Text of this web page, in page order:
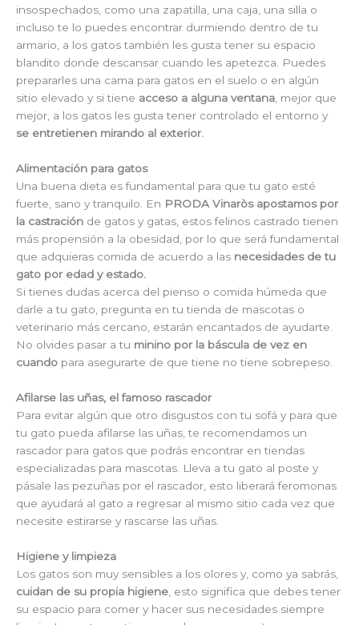
insospechados, como una zapatilla, una caja, una silla o
incluso te lo puedes encontrar durmiendo dentro de tu
armario, a los gatos también les gusta tener su espacio
blandito donde descansar cuando les apetezca. Puedes
prepararles una cama para gatos en el suelo o en algún
sitio elevado y si tiene acceso a alguna ventana, mejor que
mejor, a los gatos les gusta tener controlado el entorno y
se entretienen mirando al exterior.
Alimentación para gatos
Una buena dieta es fundamental para que tu gato esté
fuerte, sano y tranquilo. En PRODA Vinaròs apostamos por
la castración de gatos y gatas, estos felinos castrado tienen
más propensión a la obesidad, por lo que será fundamental
que adquieras comida de acuerdo a las necesidades de tu
gato por edad y estado.
Si tienes dudas acerca del pienso o comida húmeda que
darle a tu gato, pregunta en tu tienda de mascotas o
veterinario más cercano, estarán encantados de ayudarte.
No olvides pasar a tu minino por la báscula de vez en
cuando para asegurarte de que tiene no tiene sobrepeso.
Afilarse las uñas, el famoso rascador
Para evitar algún que otro disgustos con tu sofá y para que
tu gato pueda afilarse las uñas, te recomendamos un
rascador para gatos que podrás encontrar en tiendas
especializadas para mascotas. Lleva a tu gato al poste y
pásale las pezuñas por el rascador, esto liberará feromonas
que ayudará al gato a regresar al mismo sitio cada vez que
necesite estirarse y rascarse las uñas.
Higiene y limpieza
Los gatos son muy sensibles a los olores y, como ya sabrás,
cuidan de su propia higiene , esto significa que debes tener
su espacio para comer y hacer sus necesidades siempre